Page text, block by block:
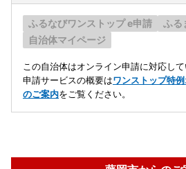
ふるなびワンストップ e申請
ふる
自治体マイページ
この自治体はオンライン申請に対応して
申請サービスの概要はワンストップ特
のご案内をご覧ください。